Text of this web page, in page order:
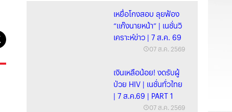
เหยื่อโกงสอบ ลุยฟ้อง
“แก๊งนายหน้า” | เนชั่นวิ
เคราะห์ข่าว | 7 ส.ค. 69
07 ส.ค. 2569
เงินเหลือน้อย! งดรับผู้
ป่วย HIV | เนชั่นทั่วไทย
| 7 ส.ค.69 | PART 1
07 ส.ค. 2569